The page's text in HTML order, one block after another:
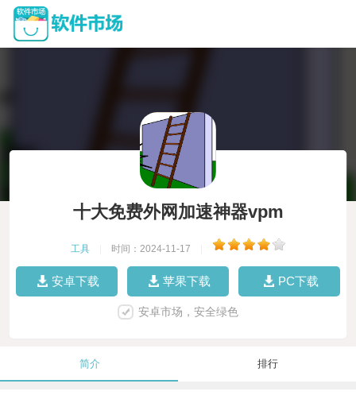
十大免费外网加速神器vpm
工具 时间：2024-11-17
安卓下载 苹果下载 PC下载
安卓市场，安全绿色
简介 排行